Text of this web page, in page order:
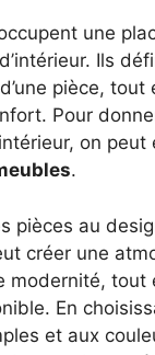
une
Ils
pièce,
Pour
on peut
.
pièces au
créer une
modernité, tout
En
et aux